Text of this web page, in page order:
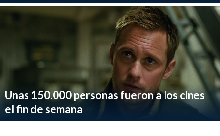
Unas 150.000 personas fueron a los cines
el fin de semana